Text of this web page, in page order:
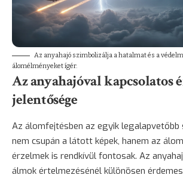
Az anyahajó szimbolizálja a hatalmat és a
álomélményeket ígér.
Az anyahajóval kapcsolatos
jelentősége
Az álomfejtésben az egyik legalapvetőbb
nem csupán a látott képek, hanem az
érzelmek is rendkívül fontosak. Az
álmok értelmezésénél különösen